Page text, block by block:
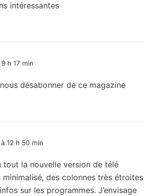
intéressantes
h 17 min
désabonner de ce magazine
12 h 50 min
tout la nouvelle version de télé
des colonnes très étroites
sur les programmes. J’envisage